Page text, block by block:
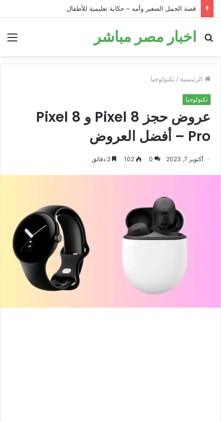
قصة الجمل الصغير وأمه – حكاية تعليمية للأطفال
اخبار مصر مباشر
بحث
الرئيسية / تكنولوجيا
تكنولوجيا
عروض حجز Pixel 8 و Pixel 8
Pro – أفضل العروض
أكتوبر 7, 2023 0
102